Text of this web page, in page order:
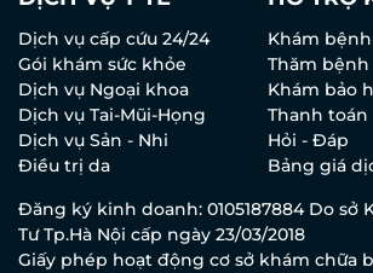
Dịch vụ cấp cứu 24/24
Gói khám sức khỏe
Dịch vụ Ngoại khoa
Dịch vụ Tai-Mũi-Họng
Dịch vụ Sản - Nhi
Điều trị da
Khám bệnh
Thăm bệnh
Khám bảo
Thanh toán
Hỏi - Đáp
Bảng giá
Đăng ký kinh doanh: 0105187884 Do sở
Tư Tp.Hà Nội cấp ngày 23/03/2018
Giấy phép hoạt động cơ sở khám chữa